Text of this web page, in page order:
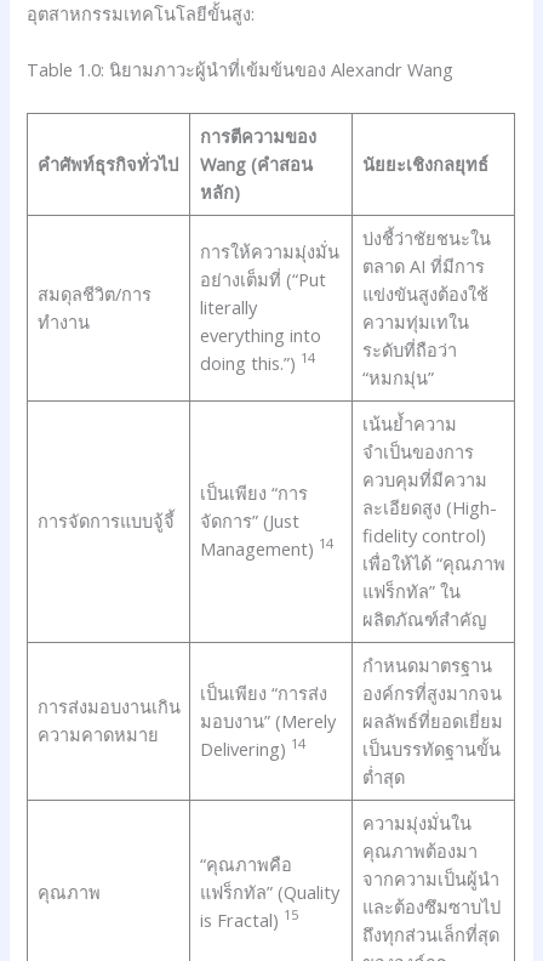
อุตสาหกรรมเทคโนโลยีขั้นสูง:
Table 1.0: นิยามภาวะผู้นำที่เข้มข้นของ Alexandr Wang
คำศัพท์ธุรกิจทั่วไป
การตีความของ
Wang (คำสอน
หลัก)
นัยยะเชิงกลยุทธ์
สมดุลชีวิต/การ
ทำงาน
การให้ความมุ่งมั่น
อย่างเต็มที่ (“Put
literally
everything into
doing this.”) 14
บ่งชี้ว่าชัยชนะใน
ตลาด AI ที่มีการ
แข่งขันสูงต้องใช้
ความทุ่มเทใน
ระดับที่ถือว่า
“หมกมุ่น”
การจัดการแบบจู้จี้
เป็นเพียง “การ
จัดการ” (Just
Management) 14
เน้นย้ำความ
จำเป็นของการ
ควบคุมที่มีความ
ละเอียดสูง (High-
fidelity control)
เพื่อให้ได้ “คุณภาพ
แฟร็กทัล” ใน
ผลิตภัณฑ์สำคัญ
การส่งมอบงานเกิน
ความคาดหมาย
เป็นเพียง “การส่ง
มอบงาน” (Merely
Delivering) 14
กำหนดมาตรฐาน
องค์กรที่สูงมากจน
ผลลัพธ์ที่ยอดเยี่ยม
เป็นบรรทัดฐานขั้น
ต่ำสุด
คุณภาพ
“คุณภาพคือ
แฟร็กทัล” (Quality
is Fractal) 15
ความมุ่งมั่นใน
คุณภาพต้องมา
จากความเป็นผู้นำ
และต้องซึมซาบไป
ถึงทุกส่วนเล็กที่สุด